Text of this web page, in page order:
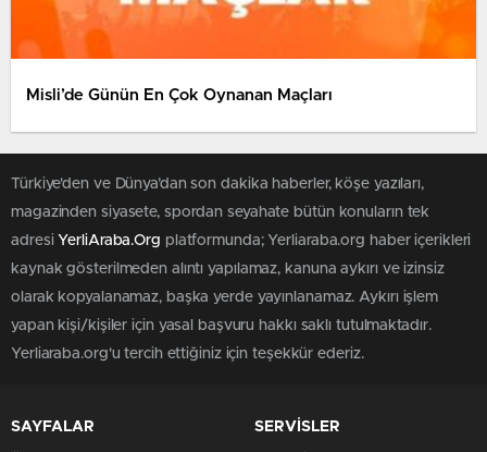
Misli’de Günün En Çok Oynanan Maçları
Türkiye'den ve Dünya’dan son dakika haberler, köşe yazıları,
magazinden siyasete, spordan seyahate bütün konuların tek
adresi YerliAraba.Org platformunda; Yerliaraba.org haber içerikleri
kaynak gösterilmeden alıntı yapılamaz, kanuna aykırı ve izinsiz
olarak kopyalanamaz, başka yerde yayınlanamaz. Aykırı işlem
yapan kişi/kişiler için yasal başvuru hakkı saklı tutulmaktadır.
Yerliaraba.org'u tercih ettiğiniz için teşekkür ederiz.
SAYFALAR SERVİSLER